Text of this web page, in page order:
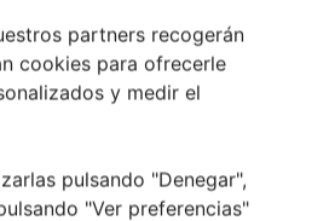
partners recogerán
cookies para ofrecerle
y medir el
pulsando "Denegar",
"Ver preferencias"
2026
Conciertos